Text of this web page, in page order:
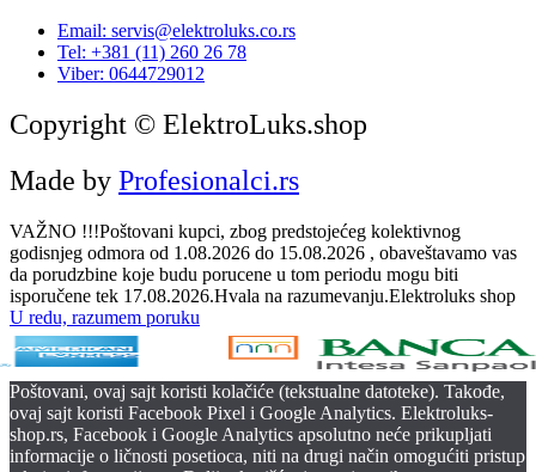
Email: servis@elektroluks.co.rs
Tel: +381 (11) 260 26 78
Viber: 0644729012
Copyright © ElektroLuks.shop
Made by Profesionalci.rs
VAŽNO !!!Poštovani kupci, zbog predstojećeg kolektivnog
godisnjeg odmora od 1.08.2026 do 15.08.2026 , obaveštavamo vas
da porudzbine koje budu porucene u tom periodu mogu biti
isporučene tek 17.08.2026.Hvala na razumevanju.Elektroluks shop
U redu, razumem poruku
Poštovani, ovaj sajt koristi kolačiće (tekstualne datoteke). Takođe,
ovaj sajt koristi Facebook Pixel i Google Analytics. Elektroluks-
shop.rs, Facebook i Google Analytics apsolutno neće prikupljati
informacije o ličnosti posetioca, niti na drugi način omogućiti pristup